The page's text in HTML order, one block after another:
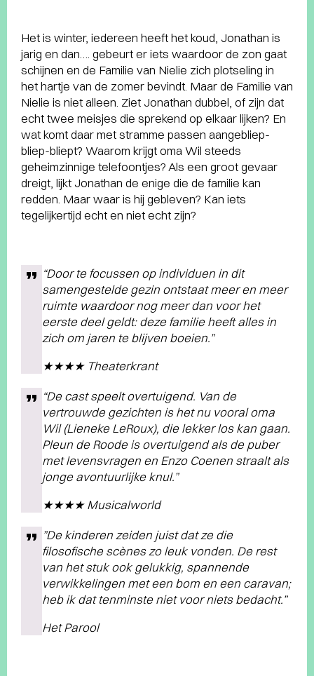
Het is winter, iedereen heeft het koud, Jonathan is
jarig en dan…. gebeurt er iets waardoor de zon gaat
schijnen en de Familie van Nielie zich plotseling in
het hartje van de zomer bevindt. Maar de Familie van
Nielie is niet alleen. Ziet Jonathan dubbel, of zijn dat
echt twee meisjes die sprekend op elkaar lijken? En
wat komt daar met stramme passen aangebliep-
bliep-bliept? Waarom krijgt oma Wil steeds
geheimzinnige telefoontjes? Als een groot gevaar
dreigt, lijkt Jonathan de enige die de familie kan
redden. Maar waar is hij gebleven? Kan iets
tegelijkertijd echt en niet echt zijn?
“Door te focussen op individuen in dit
samengestelde gezin ontstaat meer en meer
ruimte waardoor nog meer dan voor het
eerste deel geldt: deze familie heeft alles in
zich om jaren te blijven boeien.”
★★★★ Theaterkrant
“De cast speelt overtuigend. Van de
vertrouwde gezichten is het nu vooral oma
Wil (Lieneke LeRoux), die lekker los kan gaan.
Pleun de Roode is overtuigend als de puber
met levensvragen en Enzo Coenen straalt als
jonge avontuurlijke knul.”
★★★★ Musicalworld
”De kinderen zeiden juist dat ze die
filosofische scènes zo leuk vonden. De rest
van het stuk ook gelukkig, spannende
verwikkelingen met een bom en een caravan;
heb ik dat tenminste niet voor niets bedacht.”
Het Parool